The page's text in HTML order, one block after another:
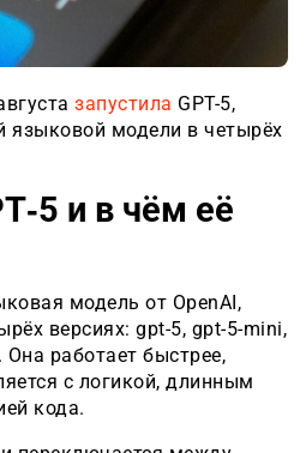
запустила GPT-5,
языковой модели в четырёх
и в чём её
модель от OpenAI,
версиях: gpt-5, gpt-5-mini,
работает быстрее,
с логикой, длинным
кода.